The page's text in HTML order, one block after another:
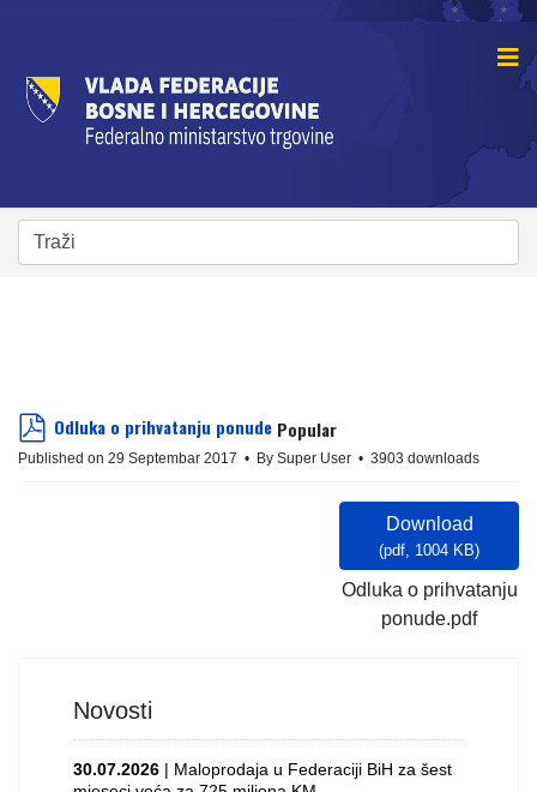
pdf
Odluka o prihvatanju ponude Popular
Published on 29 Septembar 2017 By Super User 3903 downloads
Download
(pdf, 1004 KB)
Odluka o prihvatanju
ponude.pdf
Novosti
30.07.2026 | Maloprodaja u Federaciji BiH za šest